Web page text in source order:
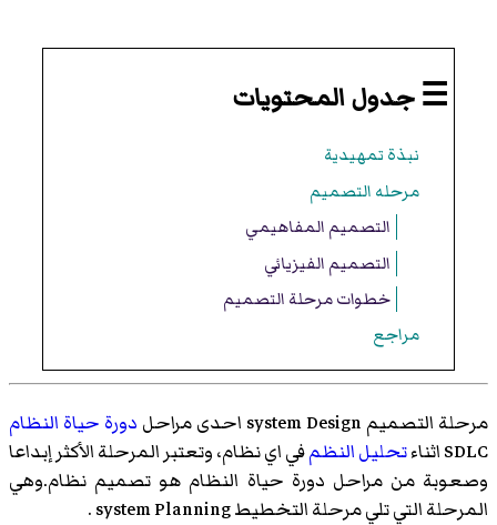
☰ جدول المحتويات
نبذة تمهيدية
مرحله التصميم
التصميم المفاهيمي
التصميم الفيزيائي
خطوات مرحلة التصميم
مراجع
مرحلة التصميم system Design احدى مراحل
دورة حياة النظام
SDLC اثناء
تحليل النظمفي اي نظام، وتعتبر المرحلة الأكثر إبداعا
وصعوبة من مراحل دورة حياة النظام هو تصميم نظام.وهي
المرحلة التي تلي مرحلة التخطيط system Planning .